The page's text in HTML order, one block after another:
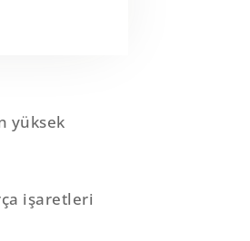
yüksek
işaretleri